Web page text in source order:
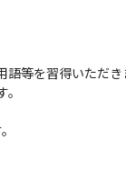
語等を習得いただき